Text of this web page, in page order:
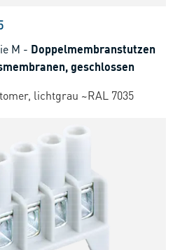
M - Doppelmembranstutzen
geschlossen
lichtgrau ~RAL 7035